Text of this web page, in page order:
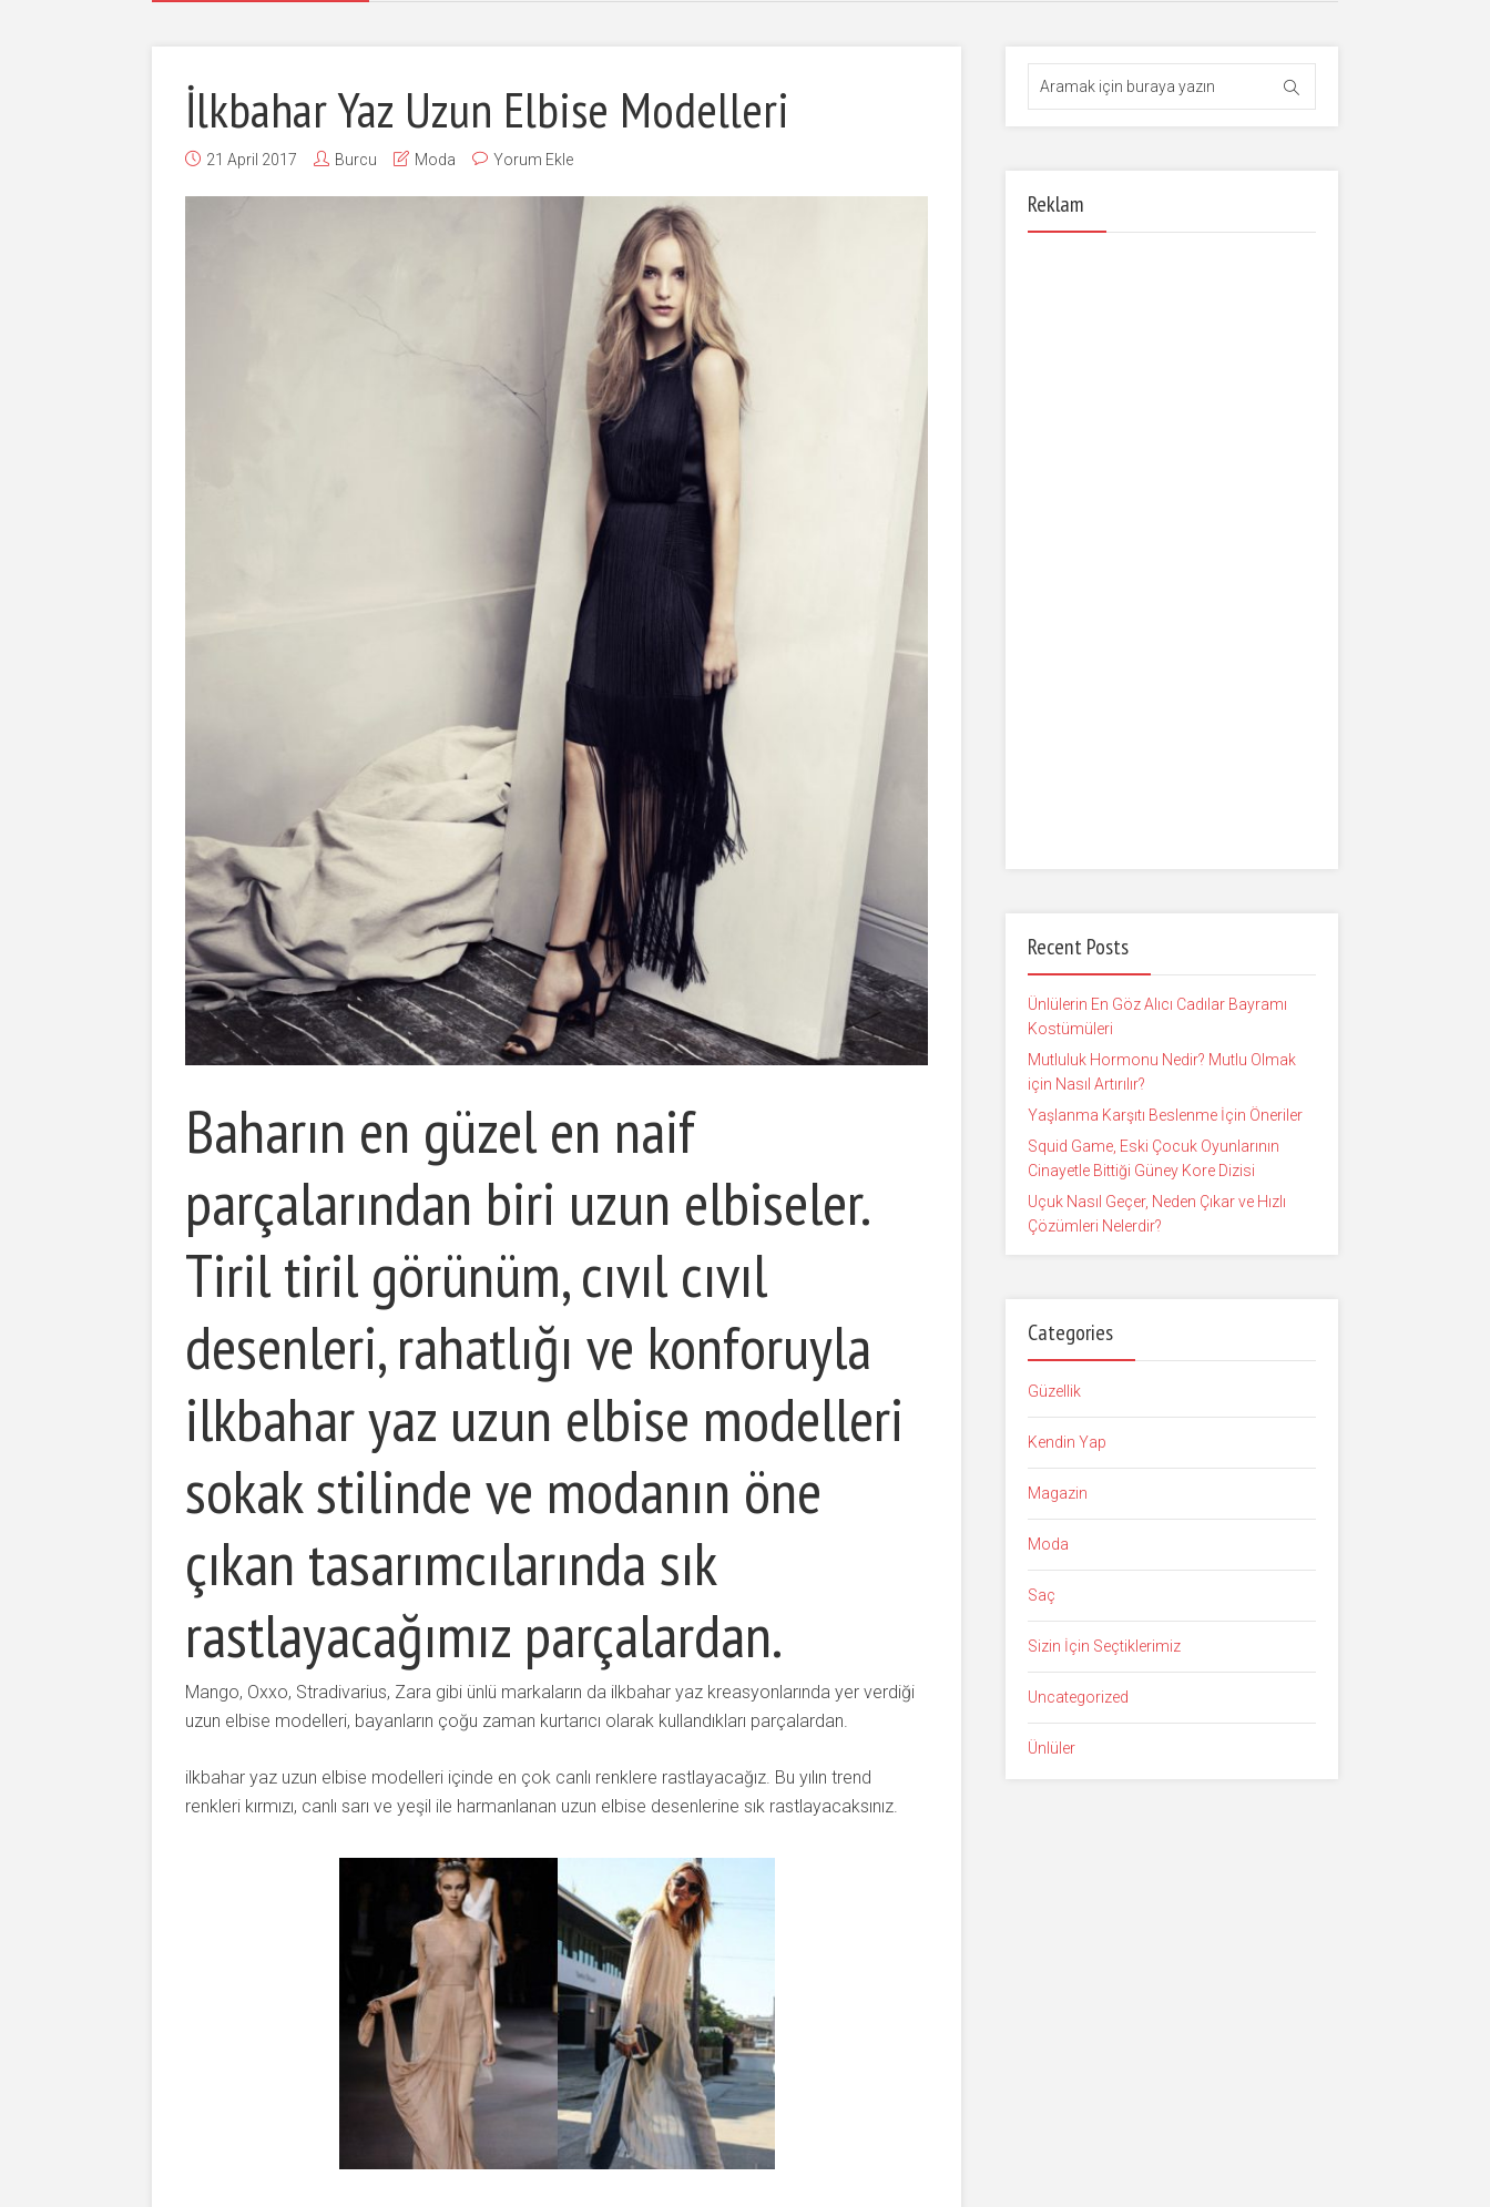
İlkbahar Yaz Uzun Elbise Modelleri
21 April 2017 Burcu Moda Yorum Ekle
Baharın en güzel en naif
parçalarından biri uzun elbiseler.
Tiril tiril görünüm, cıvıl cıvıl
desenleri, rahatlığı ve konforuyla
ilkbahar yaz uzun elbise modelleri
sokak stilinde ve modanın öne
çıkan tasarımcılarında sık
rastlayacağımız parçalardan.
Mango, Oxxo, Stradivarius, Zara gibi ünlü markaların da ilkbahar yaz kreasyonlarında yer verdiği
uzun elbise modelleri, bayanların çoğu zaman kurtarıcı olarak kullandıkları parçalardan.
ilkbahar yaz uzun elbise modelleri içinde en çok canlı renklere rastlayacağız. Bu yılın trend
renkleri kırmızı, canlı sarı ve yeşil ile harmanlanan uzun elbise desenlerine sık rastlayacaksınız.
Reklam
Recent Posts
Ünlülerin En Göz Alıcı Cadılar Bayramı
Kostümüleri
Mutluluk Hormonu Nedir? Mutlu Olmak
için Nasıl Artırılır?
Yaşlanma Karşıtı Beslenme İçin Öneriler
Squid Game, Eski Çocuk Oyunlarının
Cinayetle Bittiği Güney Kore Dizisi
Uçuk Nasıl Geçer, Neden Çıkar ve Hızlı
Çözümleri Nelerdir?
Categories
Güzellik
Kendin Yap
Magazin
Moda
Saç
Sizin İçin Seçtiklerimiz
Uncategorized
Ünlüler